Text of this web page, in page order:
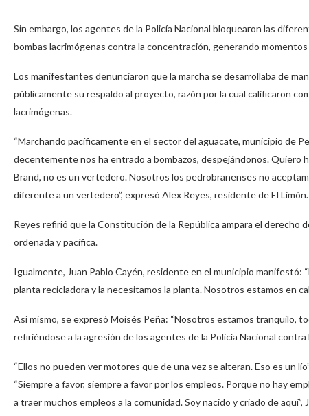
Sin embargo, los agentes de la Policía Nacional bloquearon las
bombas lacrimógenas contra la concentración, generando
Los manifestantes denunciaron que la marcha se desarrollaba de
públicamente su respaldo al proyecto, razón por la cual calificaron
lacrimógenas.
“Marchando pacíficamente en el sector del aguacate, municipio de
decentemente nos ha entrado a bombazos, despejándonos. Quiero
Brand, no es un vertedero. Nosotros los pedrobranenses no
diferente a un vertedero”, expresó Alex Reyes, residente de El Limón.
Reyes refirió que la Constitución de la República ampara el derecho
ordenada y pacífica.
Igualmente, Juan Pablo Cayén, residente en el municipio
planta recicladora y la necesitamos la planta. Nosotros estamos en
Así mismo, se expresó Moisés Peña: “Nosotros estamos tranquilo,
refiriéndose a la agresión de los agentes de la Policía Nacional
“Ellos no pueden ver motores que de una vez se alteran. Eso es un
“Siempre a favor, siempre a favor por los empleos. Porque no hay
a traer muchos empleos a la comunidad. Soy nacido y criado de aquí”,